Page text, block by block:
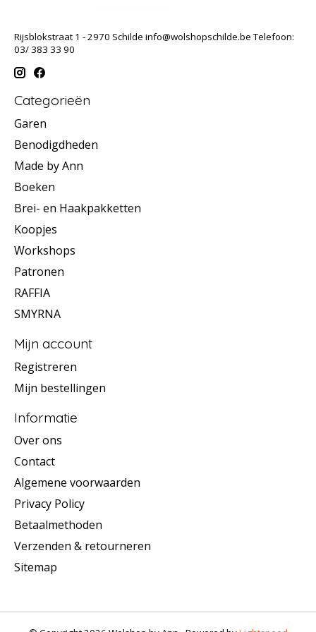
Rijsblokstraat 1 - 2970 Schilde info@wolshopschilde.beTelefoon:
03/ 383 33 90
Categorieën
Garen
Benodigdheden
Made by Ann
Boeken
Brei- en Haakpakketten
Koopjes
Workshops
Patronen
RAFFIA
SMYRNA
Mijn account
Registreren
Mijn bestellingen
Informatie
Over ons
Contact
Algemene voorwaarden
Privacy Policy
Betaalmethoden
Verzenden & retourneren
Sitemap